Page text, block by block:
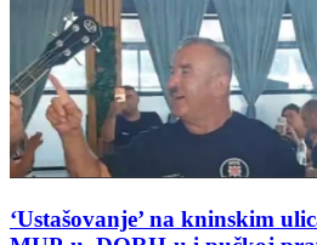
‘Ustašovanje’ na kninskim